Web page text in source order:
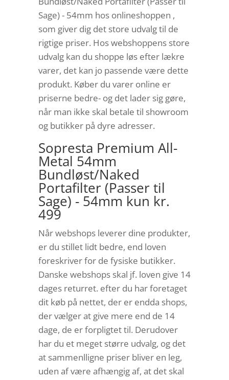
Sage) - 54mm hos onlineshoppen ,
som giver dig det store udvalg til de
rigtige priser. Hos webshoppens store
udvalg kan du shoppe løs efter lækre
varer, det kan jo passende være dette
produkt. Køber du varer online er
priserne bedre- og det lader sig gøre,
når man ikke skal betale til showroom
og butikker på dyre adresser.
Sopresta Premium All-
Metal 54mm
Bundløst/Naked
Portafilter (Passer til
Sage) - 54mm kun kr.
499
Når webshops leverer dine produkter,
er du stillet lidt bedre, end loven
foreskriver for de fysiske butikker.
Danske webshops skal jf. loven give 14
dages returret. efter du har foretaget
dit køb på nettet, der er endda shops,
der vælger at give mere end de 14
dage, de er forpligtet til. Derudover
har du et meget større udvalg, og det
at sammenlligne priser bliver en leg,
uden af være afhængig af, at det skal